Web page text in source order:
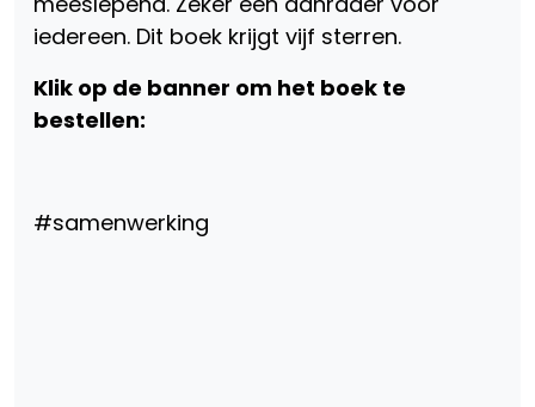
iedereen. Dit boek krijgt vijf sterren.
Klik op de banner om het boek te
bestellen:
#samenwerking